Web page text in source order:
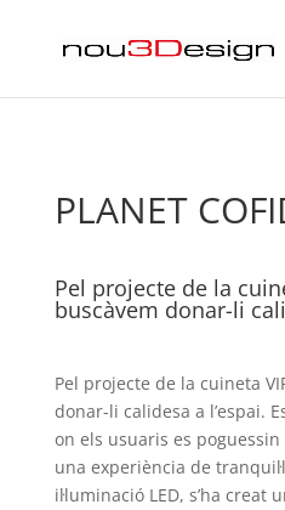
PLANET
Pel projecte de la
buscàvem donar-li
Pel projecte de la cuineta
donar-li calidesa a l’espai.
on els usuaris es
una experiència de
il·luminació LED, s’ha